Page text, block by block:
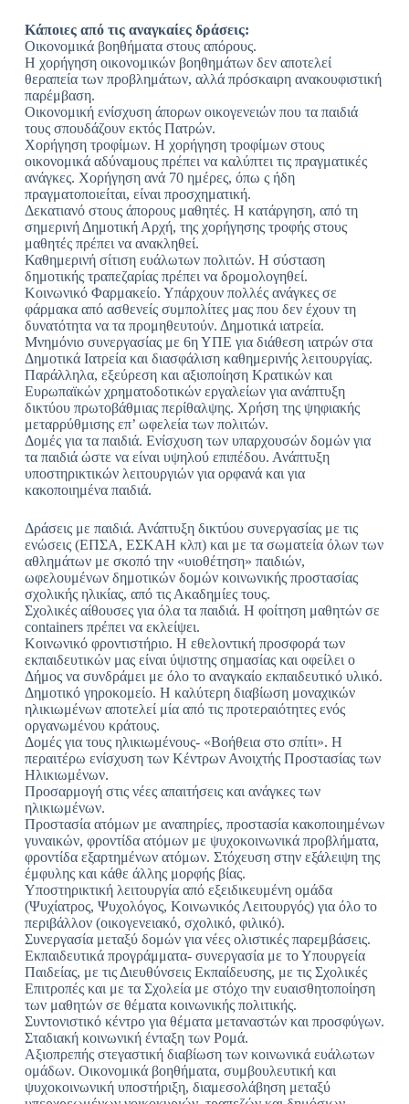
Κάποιες από τις αναγκαίες δράσεις:
Οικονομικά βοηθήματα στους απόρους.
Η χορήγηση οικονομικών βοηθημάτων δεν αποτελεί
θεραπεία των προβλημάτων, αλλά πρόσκαιρη ανακουφιστική
παρέμβαση.
Οικονομική ενίσχυση άπορων οικογενειών που τα παιδιά
τους σπουδάζουν εκτός Πατρών.
Χορήγηση τροφίμων. Η χορήγηση τροφίμων στους
οικονομικά αδύναμους πρέπει να καλύπτει τις πραγματικές
ανάγκες. Χορήγηση ανά 70 ημέρες, όπω ς ήδη
πραγματοποιείται, είναι προσχηματική.
Δεκατιανό στους άπορους μαθητές. Η κατάργηση, από τη
σημερινή Δημοτική Αρχή, της χορήγησης τροφής στους
μαθητές πρέπει να ανακληθεί.
Καθημερινή σίτιση ευάλωτων πολιτών. Η σύσταση
δημοτικής τραπεζαρίας πρέπει να δρομολογηθεί.
Κοινωνικό Φαρμακείο. Υπάρχουν πολλές ανάγκες σε
φάρμακα από ασθενείς συμπολίτες μας που δεν έχουν τη
δυνατότητα να τα προμηθευτούν. Δημοτικά ιατρεία.
Μνημόνιο συνεργασίας με 6η ΥΠΕ για διάθεση ιατρών στα
Δημοτικά Ιατρεία και διασφάλιση καθημερινής λειτουργίας.
Παράλληλα, εξεύρεση και αξιοποίηση Κρατικών και
Ευρωπαϊκών χρηματοδοτικών εργαλείων για ανάπτυξη
δικτύου πρωτοβάθμιας περίθαλψης. Χρήση της ψηφιακής
μεταρρύθμισης επ’ ωφελεία των πολιτών.
Δομές για τα παιδιά. Ενίσχυση των υπαρχουσών δομών για
τα παιδιά ώστε να είναι υψηλού επιπέδου. Ανάπτυξη
υποστηρικτικών λειτουργιών για ορφανά και για
κακοποιημένα παιδιά.
Δράσεις με παιδιά. Ανάπτυξη δικτύου συνεργασίας με τις
ενώσεις (ΕΠΣΑ, ΕΣΚΑΗ κλπ) και με τα σωματεία όλων των
αθλημάτων με σκοπό την «υιοθέτηση» παιδιών,
ωφελουμένων δημοτικών δομών κοινωνικής προστασίας
σχολικής ηλικίας, από τις Ακαδημίες τους.
Σχολικές αίθουσες για όλα τα παιδιά. Η φοίτηση μαθητών σε
containers πρέπει να εκλείψει.
Κοινωνικό φροντιστήριο. Η εθελοντική προσφορά των
εκπαιδευτικών μας είναι ύψιστης σημασίας και οφείλει ο
Δήμος να συνδράμει με όλο το αναγκαίο εκπαιδευτικό υλικό.
Δημοτικό γηροκομείο. Η καλύτερη διαβίωση μοναχικών
ηλικιωμένων αποτελεί μία από τις προτεραιότητες ενός
οργανωμένου κράτους.
Δομές για τους ηλικιωμένους- «Βοήθεια στο σπίτι». Η
περαιτέρω ενίσχυση των Κέντρων Ανοιχτής Προστασίας των
Ηλικιωμένων.
Προσαρμογή στις νέες απαιτήσεις και ανάγκες των
ηλικιωμένων.
Προστασία ατόμων με αναπηρίες, προστασία κακοποιημένων
γυναικών, φροντίδα ατόμων με ψυχοκοινωνικά προβλήματα,
φροντίδα εξαρτημένων ατόμων. Στόχευση στην εξάλειψη της
έμφυλης και κάθε άλλης μορφής βίας.
Υποστηρικτική λειτουργία από εξειδικευμένη ομάδα
(Ψυχίατρος, Ψυχολόγος, Κοινωνικός Λειτουργός) για όλο το
περιβάλλον (οικογενειακό, σχολικό, φιλικό).
Συνεργασία μεταξύ δομών για νέες ολιστικές παρεμβάσεις.
Εκπαιδευτικά προγράμματα- συνεργασία με το Υπουργεία
Παιδείας, με τις Διευθύνσεις Εκπαίδευσης, με τις Σχολικές
Επιτροπές και με τα Σχολεία με στόχο την ευαισθητοποίηση
των μαθητών σε θέματα κοινωνικής πολιτικής.
Συντονιστικό κέντρο για θέματα μεταναστών και προσφύγων.
Σταδιακή κοινωνική ένταξη των Ρομά.
Αξιοπρεπής στεγαστική διαβίωση των κοινωνικά ευάλωτων
ομάδων. Οικονομικά βοηθήματα, συμβουλευτική και
ψυχοκοινωνική υποστήριξη, διαμεσολάβηση μεταξύ